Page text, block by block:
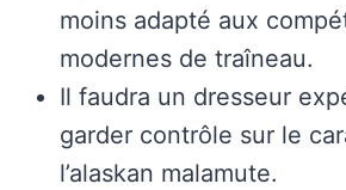
moins adapté aux
modernes de traîneau.
Il faudra un dresseur
garder contrôle sur le
l’alaskan malamute.